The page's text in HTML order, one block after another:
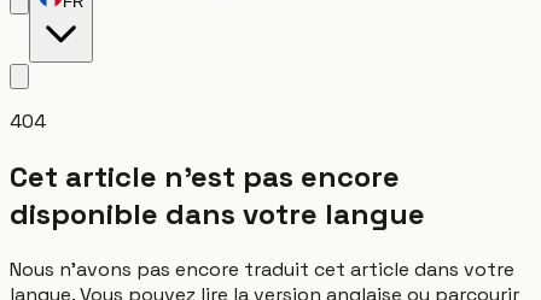
404
Cet article n'est pas encore
disponible dans votre langue
Nous n'avons pas encore traduit cet article dans votre
langue. Vous pouvez lire la version anglaise ou parcourir